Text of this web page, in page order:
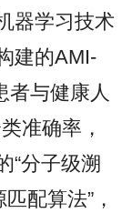
器学习技术
建的AMI-
者与健康人
准确率，
“分子级溯
配算法”，